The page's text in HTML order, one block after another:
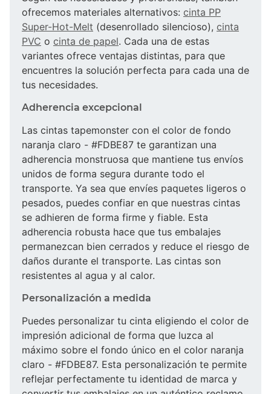
ofrecemos materiales alternativos: cinta PP
Super-Hot-Melt (desenrollado silencioso), cinta
PVC o cinta de papel. Cada una de estas
variantes ofrece ventajas distintas, para que
encuentres la solución perfecta para cada una de
tus necesidades.
Adherencia excepcional
Las cintas tapemonster con el color de fondo
naranja claro - #FDBE87 te garantizan una
adherencia monstruosa que mantiene tus envíos
unidos de forma segura durante todo el
transporte. Ya sea que envíes paquetes ligeros o
pesados, puedes confiar en que nuestras cintas
se adhieren de forma firme y fiable. Esta
adherencia robusta hace que tus embalajes
permanezcan bien cerrados y reduce el riesgo de
daños durante el transporte. Las cintas son
resistentes al agua y al calor.
Personalización a medida
Puedes personalizar tu cinta eligiendo el color de
impresión adicional de forma que luzca al
máximo sobre el fondo único en el color naranja
claro - #FDBE87. Esta personalización te permite
reflejar perfectamente tu identidad de marca y